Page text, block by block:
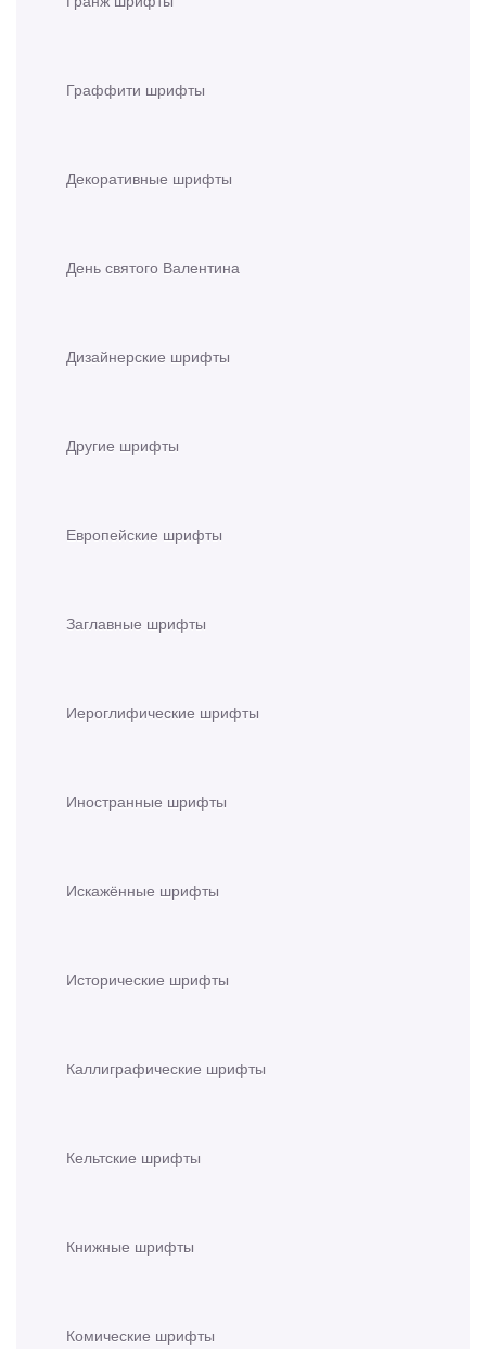
Граффити шрифты
Декоративные шрифты
День святого Валентина
Дизайнерские шрифты
Другие шрифты
Европейские шрифты
Заглавные шрифты
Иероглифические шрифты
Иностранные шрифты
Искажённые шрифты
Исторические шрифты
Каллиграфические шрифты
Кельтские шрифты
Книжные шрифты
Комические шрифты